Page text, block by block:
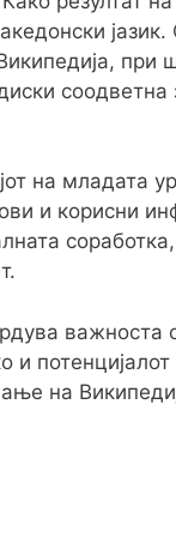
јазик.
при
соодветна
на младата
и корисни
важноста
потенцијалот
на